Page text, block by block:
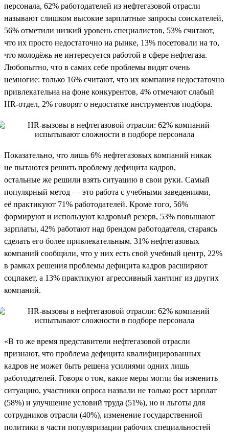
персонала, 62% работодателей из нефтегазовой отрасли
называют слишком высокие зарплатные запросы соискателей,
56% отметили низкий уровень специалистов, 53% считают,
что их просто недостаточно на рынке, 13% посетовали на то,
что молодёжь не интересуется работой в сфере нефтегаза.
Любопытно, что в самих себе проблемы видят очень
немногие: только 16% считают, что их компания недостаточно
привлекательна на фоне конкурентов, 4% отмечают слабый
HR-отдел, 2% говорят о недостатке инструментов подбора.
Показательно, что лишь 6% нефтегазовых компаний никак
не пытаются решить проблему дефицита кадров,
остальные же решили взять ситуацию в свои руки. Самый
популярный метод — это работа с учебными заведениями,
её практикуют 71% работодателей. Кроме того, 56%
формируют и используют кадровый резерв, 53% повышают
зарплаты, 42% работают над брендом работодателя, стараясь
сделать его более привлекательным. 31% нефтегазовых
компаний сообщили, что у них есть свой учебный центр, 22%
в рамках решения проблемы дефицита кадров расширяют
соцпакет, а 13% практикуют агрессивный хантинг из других
компаний.
«В то же время представители нефтегазовой отрасли
признают, что проблема дефицита квалифицированных
кадров не может быть решена усилиями одних лишь
работодателей. Говоря о том, какие меры могли бы изменить
ситуацию, участники опроса назвали не только рост зарплат
(58%) и улучшение условий труда (51%), но и льготы для
сотрудников отрасли (40%), изменение государственной
политики в части популяризации рабочих специальностей